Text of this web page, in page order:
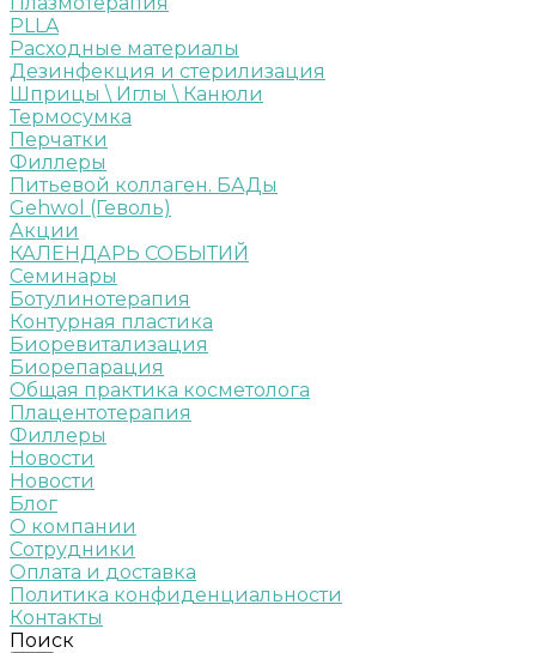
PLLA
Расходные материалы
Дезинфекция и стерилизация
Шприцы \ Иглы \ Канюли
Термосумка
Перчатки
Филлеры
Питьевой коллаген. БАДы
Gehwol (Геволь)
Акции
КАЛЕНДАРЬ СОБЫТИЙ
Семинары
Ботулинотерапия
Контурная пластика
Биоревитализация
Биорепарация
Общая практика косметолога
Плацентотерапия
Филлеры
Новости
Новости
Блог
О компании
Сотрудники
Оплата и доставка
Политика конфиденциальности
Контакты
Поиск